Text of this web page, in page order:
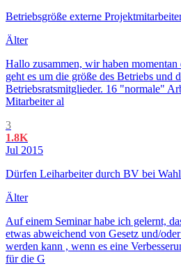
Betriebsgröße externe
Älter
Hallo zusammen, wir haben
geht es um die größe des Betriebs und
Betriebsratsmitglieder. 16 "normale"
Mitarbeiter al
3
1.8K
Jul 2015
Dürfen Leiharbeiter durch BV bei
Älter
Auf einem Seminar habe ich gelernt,
etwas abweichend von Gesetz und/
werden kann , wenn es eine
für die G